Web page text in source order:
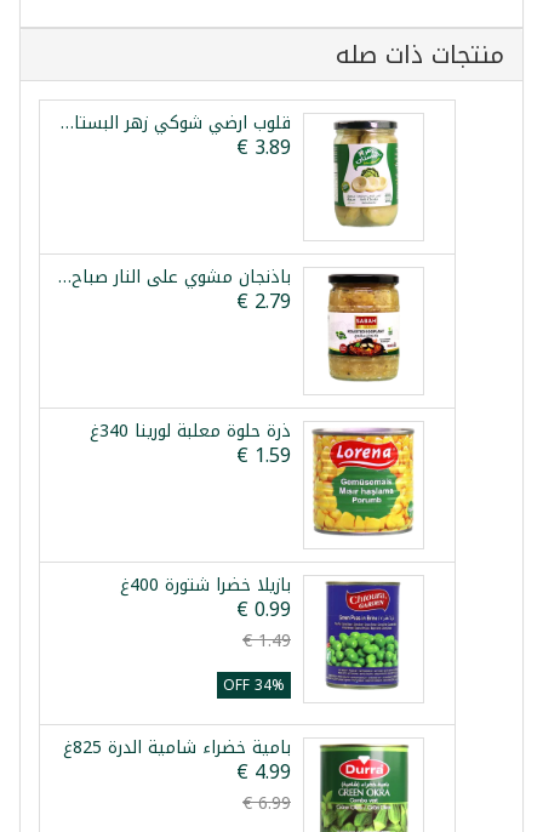
منتجات ذات صله
قلوب ارضي شوكي زهر البستان 600غ
باذنجان مشوي على النار صباح شرقي 520غ
ذرة حلوة معلبة لورينا 340غ
بازيلا خضرا شتورة 400غ
34% OFF
بامية خضراء شامية الدرة 825غ